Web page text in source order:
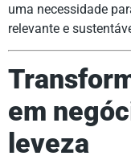
uma necessidade
relevante e
em
leveza